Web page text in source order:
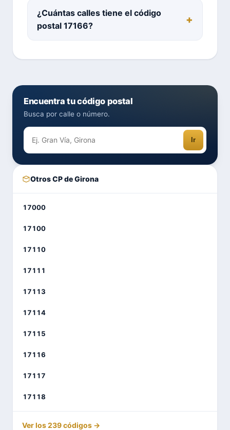
¿Cuántas calles tiene el código
postal 17166?
Encuentra tu código postal
Busca por calle o número.
Ir
Otros CP de Girona
17000
17100
17110
17111
17113
17114
17115
17116
17117
17118
Ver los 239 códigos →